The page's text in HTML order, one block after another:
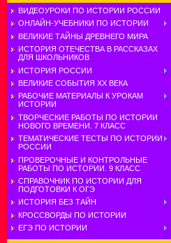
ВИДЕОУРОКИ ПО ИСТОРИИ РОССИИ
ОНЛАЙН-УЧЕБНИКИ ПО ИСТОРИИ
ВЕЛИКИЕ ТАЙНЫ ДРЕВНЕГО МИРА
ИСТОРИЯ ОТЕЧЕСТВА В РАССКАЗАХ
ДЛЯ ШКОЛЬНИКОВ
ИСТОРИЯ РОССИИ
ВЕЛИКИЕ СОБЫТИЯ ХХ ВЕКА
РАБОЧИЕ МАТЕРИАЛЫ К УРОКАМ
ИСТОРИИ
ТВОРЧЕСКИЕ РАБОТЫ ПО ИСТОРИИ
НОВОГО ВРЕМЕНИ. 7 КЛАСС
ТЕМАТИЧЕСКИЕ ТЕСТЫ ПО ИСТОРИИ
РОССИИ
ПРОВЕРОЧНЫЕ И КОНТРОЛЬНЫЕ
РАБОТЫ ПО ИСТОРИИ. 9 КЛАСС
СПРАВОЧНИК ПО ИСТОРИИ ДЛЯ
ПОДГОТОВКИ К ОГЭ
ИСТОРИЯ БЕЗ ТАЙН
КРОССВОРДЫ ПО ИСТОРИИ
ЕГЭ ПО ИСТОРИИ